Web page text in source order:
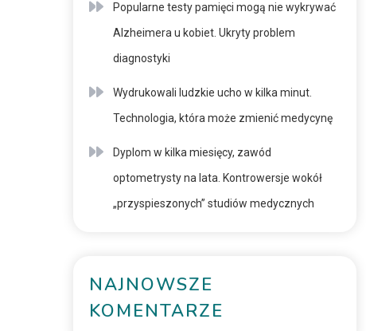
Popularne testy pamięci mogą nie wykrywać
Alzheimera u kobiet. Ukryty problem
diagnostyki
Wydrukowali ludzkie ucho w kilka minut.
Technologia, która może zmienić medycynę
Dyplom w kilka miesięcy, zawód
optometrysty na lata. Kontrowersje wokół
„przyspieszonych” studiów medycznych
NAJNOWSZE
KOMENTARZE